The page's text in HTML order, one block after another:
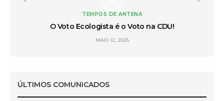
TEMPOS DE ANTENA
O Voto Ecologista é o Voto na CDU!
MAIO 12, 2025
ÚLTIMOS COMUNICADOS